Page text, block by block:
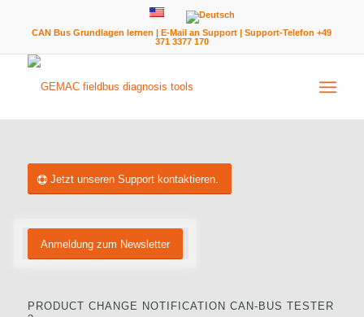
CAN Bus Grundlagen lernen |E-Mail an Support | Support-Telefon +49
371 3377 170
Jetzt unseren Support kontaktieren.
Anmeldung zum Newsletter
PRODUCT CHANGE NOTIFICATION CAN-BUS TESTER